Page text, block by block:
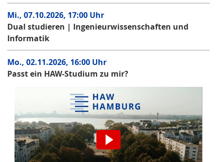
Mi., 07.10.2026, 17:00 Uhr
Dual studieren | Ingenieurwissenschaften und
Informatik
Mo., 02.11.2026, 16:00 Uhr
Passt ein HAW-Studium zu mir?
Wir möchten Sie darauf hinweisen, dass nach der
Aktivierung Daten an den jeweiligen Anbieter übermittelt
werden.
Video aktivieren.